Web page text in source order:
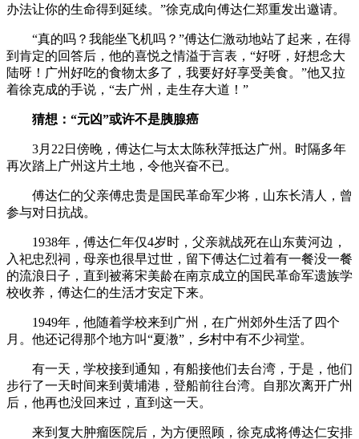
办法让你的生命得到延续。”徐克成向傅达仁郑重发出邀请。
“真的吗？我能坐飞机吗？”傅达仁激动地站了起来，在得
到肯定的回答后，他的喜悦之情溢于言表，“好呀，好想念大
陆呀！广州好吃的食物太多了，我要好好享受美食。”他又拉
着徐克成的手说，“去广州，走生存大道！”
猜想：“元凶”或许不是胰腺癌
3月22日傍晚，傅达仁与太太陈秋萍抵达广州。时隔多年
再次踏上广州这片土地，令他兴奋不已。
傅达仁的父亲傅忠贵是国民革命军少将，山东长清人，曾
参与对日抗战。
1938年，傅达仁年仅4岁时，父亲就战死在山东黄河边，
入祀忠烈祠，母亲也很早过世，留下傅达仁过着有一餐没一餐
的流浪日子，直到被蒋宋美龄在南京成立的国民革命军遗族学
校收养，傅达仁的生活才安定下来。
1949年，他随着学校来到广州，在广州郊外生活了四个
月。他还记得那个地方叫“夏漖”，乡村中有不少祠堂。
有一天，学校接到通知，有船接他们去台湾，于是，他们
步行了一天时间来到黄埔港，登船前往台湾。自那次离开广州
后，他再也没回来过，直到这一天。
来到复大肿瘤医院后，为方便照顾，徐克成将傅达仁安排